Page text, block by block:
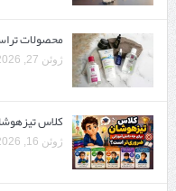
محصولات
ژوئن 27, 2026
کلاس
ژوئن 16, 2026